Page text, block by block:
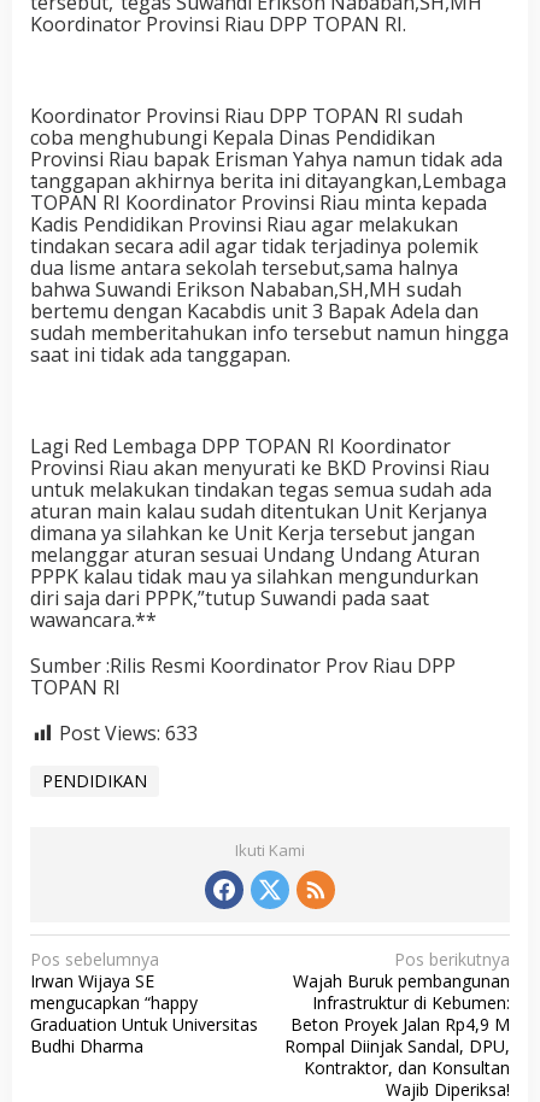
Koordinator Provinsi Riau DPP TOPAN RI.
Koordinator Provinsi Riau DPP TOPAN RI sudah
coba menghubungi Kepala Dinas Pendidikan
Provinsi Riau bapak Erisman Yahya namun tidak ada
tanggapan akhirnya berita ini ditayangkan,Lembaga
TOPAN RI Koordinator Provinsi Riau minta kepada
Kadis Pendidikan Provinsi Riau agar melakukan
tindakan secara adil agar tidak terjadinya polemik
dua lisme antara sekolah tersebut,sama halnya
bahwa Suwandi Erikson Nababan,SH,MH sudah
bertemu dengan Kacabdis unit 3 Bapak Adela dan
sudah memberitahukan info tersebut namun hingga
saat ini tidak ada tanggapan.
Lagi Red Lembaga DPP TOPAN RI Koordinator
Provinsi Riau akan menyurati ke BKD Provinsi Riau
untuk melakukan tindakan tegas semua sudah ada
aturan main kalau sudah ditentukan Unit Kerjanya
dimana ya silahkan ke Unit Kerja tersebut jangan
melanggar aturan sesuai Undang Undang Aturan
PPPK kalau tidak mau ya silahkan mengundurkan
diri saja dari PPPK,”tutup Suwandi pada saat
wawancara.**
Sumber :Rilis Resmi Koordinator Prov Riau DPP
TOPAN RI
Post Views: 633
PENDIDIKAN
Ikuti Kami
N
a
v
i
Pos sebelumnya
Irwan Wijaya SE
mengucapkan “happy
Graduation Untuk Universitas
Budhi Dharma
Pos berikutnya
Wajah Buruk pembangunan
Infrastruktur di Kebumen:
Beton Proyek Jalan Rp4,9 M
Rompal Diinjak Sandal, DPU,
Kontraktor, dan Konsultan
Wajib Diperiksa!